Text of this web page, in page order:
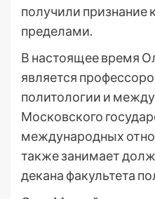
получили признание
пределами.
В настоящее время
является
политологии и
Московского
международных
также занимает
декана факультета